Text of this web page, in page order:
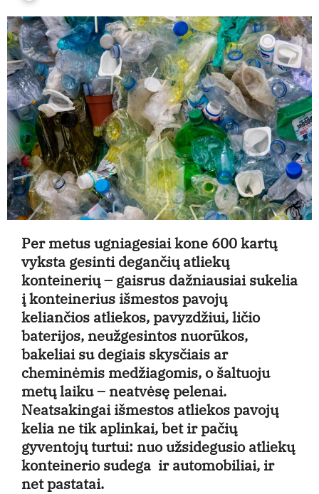
Per metus ugniagesiai kone 600 kartų
vyksta gesinti degančių atliekų
konteinerių – gaisrus dažniausiai sukelia
į konteinerius išmestos pavojų
keliančios atliekos, pavyzdžiui, ličio
baterijos, neužgesintos nuorūkos,
bakeliai su degiais skysčiais ar
cheminėmis medžiagomis, o šaltuoju
metų laiku – neatvėsę pelenai.
Neatsakingai išmestos atliekos pavojų
kelia ne tik aplinkai, bet ir pačių
gyventojų turtui: nuo užsidegusio atliekų
konteinerio sudega ir automobiliai, ir
net pastatai.